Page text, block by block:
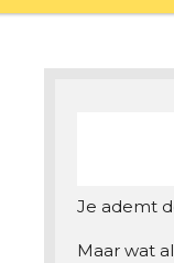
Je ademt
Maar wat